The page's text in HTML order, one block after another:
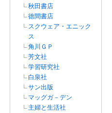
秋田書店
徳間書店
スクウェア・エニック
ス
角川ＧＰ
芳文社
学習研究社
白泉社
サン出版
マッグガ－デン
主婦と生活社